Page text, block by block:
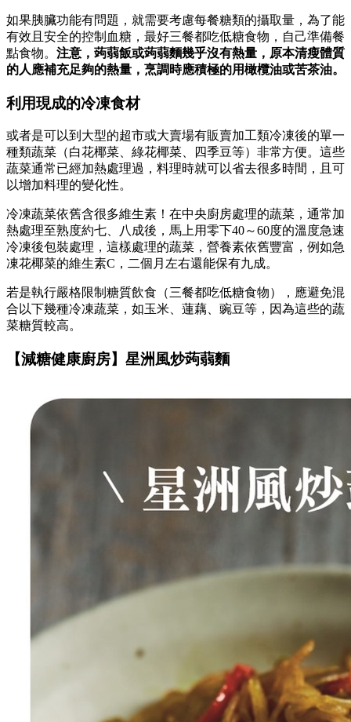
如果胰臟功能有問題，就需要考慮每餐糖類的攝取量，為了能
有效且安全的控制血糖，最好三餐都吃低糖食物，自己準備餐
點食物。 注意，蒟蒻飯或蒟蒻麵幾乎沒有熱量，原本清瘦體質
的人應補充足夠的熱量，烹調時應積極的用橄欖油或苦茶油。
利用現成的冷凍食材
或者是可以到大型的超市或大賣場有販賣加工類冷凍後的單一
種類蔬菜（白花椰菜、綠花椰菜、四季豆等）非常方便。這些
蔬菜通常已經加熱處理過，料理時就可以省去很多時間，且可
以增加料理的變化性。
冷凍蔬菜依舊含很多維生素！在中央廚房處理的蔬菜，通常加
熱處理至熟度約七、八成後，馬上用零下40～60度的溫度急速
冷凍後包裝處理，這樣處理的蔬菜，營養素依舊豐富，例如急
凍花椰菜的維生素C，二個月左右還能保有九成。
若是執行嚴格限制糖質飲食（三餐都吃低糖食物），應避免混
合以下幾種冷凍蔬菜，如玉米、蓮藕、豌豆等，因為這些的蔬
菜糖質較高。
【減糖健康廚房】星洲風炒蒟蒻麵